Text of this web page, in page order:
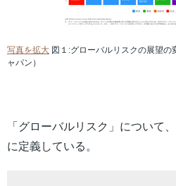
写真を拡大 図１:グローバルリスクの展望
ャパン）
「グローバルリスク」について
に定義している。